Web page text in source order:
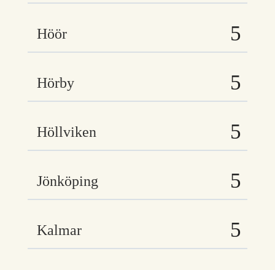
Höör
Hörby
Höllviken
Jönköping
Kalmar